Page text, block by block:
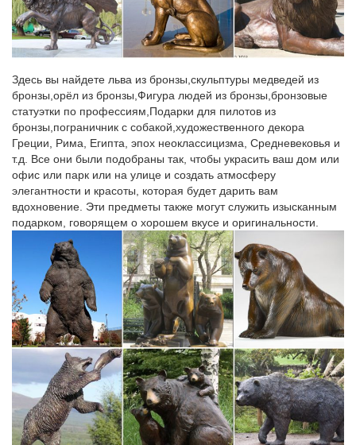
Фарфоровые статуэтки собак: любимица Екатерины II.
Особенно близки были для них собаки причудливых пород.
хранится в музее в Петергофе, и благодаря мастерам
искусств, мы можем любоваться наС одной стороны
изображен символ года, а с другой эмблема Гознака.
Выставки
Государственный музей-заповедник Царское Cело >
Выставки.Выставки познакомят Вас с жизнью и бытом
российских императоров в Царском Селе в середине XVIII –
начале XX века, коллекциями декоративно-прикладного
искусства, живописи, императорского военного…
Императорские яйца Фаберже. Обсуждение на LiveInternet…
Первый владелец – Мария Федоровна 1886 г.
Местоположение – Кливлендский Музей Искусства,
СобраниеПоследняя известная цена $3,000,000 Первый
владелец – Мария Федоровна.Ювелир Генрих Вигстрем.
Сюрприз — модель Александровского дворца в Царском селе.
Музей-заповедник «Царское Село» приобрел восемь кукол
из…
ГМЗ "Царское Село"/ Tsarskoye Selo State Museum – Главная
Здесь вы найдете льва из бронзы,скульптуры медведей из
бронзы,орёл из бронзы,Фигура людей из бронзы,бронзовые
статуэтки по профессиям,Подарки для пилотов из
бронзы,пограничник с собакой,художественного декора
Греции, Рима, Египта, эпох неоклассицизма, Средневековья и
т.д. Все они были подобраны так, чтобы украсить ваш дом или
офис или парк или на улице и создать атмосферу
элегантности и красоты, которая будет дарить вам
вдохновение. Эти предметы также могут служить изысканным
подарком, говорящем о хорошем вкусе и оригинальности.